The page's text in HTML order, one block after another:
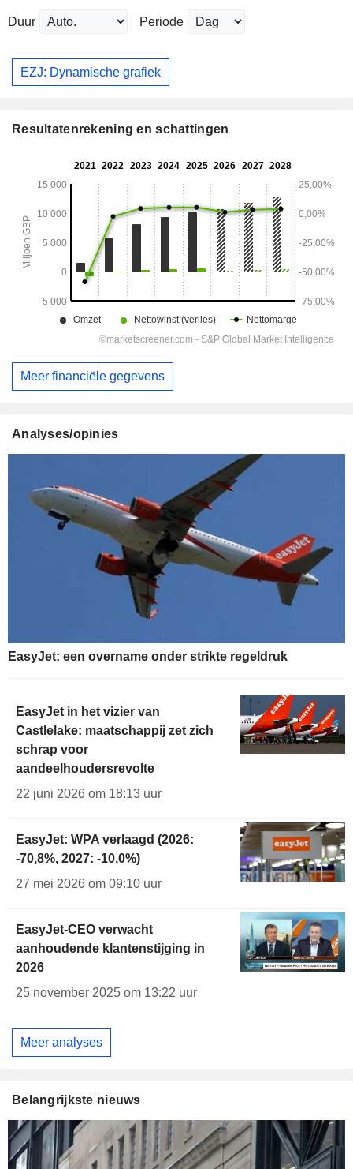
Duur Periode
EZJ: Dynamische grafiek
Resultatenrekening en schattingen
Meer financiële gegevens
Analyses/opinies
EasyJet: een overname onder strikte regeldruk
EasyJet in het vizier van
Castlelake: maatschappij zet zich
schrap voor
aandeelhoudersrevolte
22 juni 2026 om 18:13 uur
EasyJet: WPA verlaagd (2026:
-70,8%, 2027: -10,0%)
27 mei 2026 om 09:10 uur
EasyJet-CEO verwacht
aanhoudende klantenstijging in
2026
25 november 2025 om 13:22 uur
Meer analyses
Belangrijkste nieuws